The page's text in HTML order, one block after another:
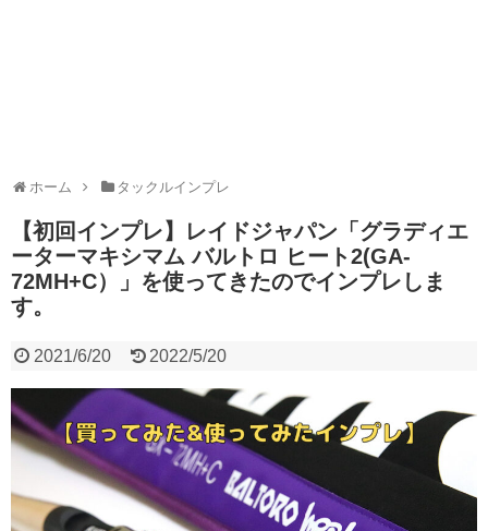
ホーム タックルインプレ
【初回インプレ】レイドジャパン「グラディエ
ーターマキシマム バルトロ ヒート2(GA-
72MH+C）」を使ってきたのでインプレしま
す。
2021/6/20 2022/5/20